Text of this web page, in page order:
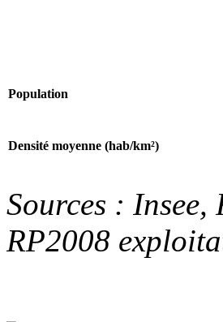
Population
Densité moyenne (hab/km²)
Sources : Insee,
RP2008